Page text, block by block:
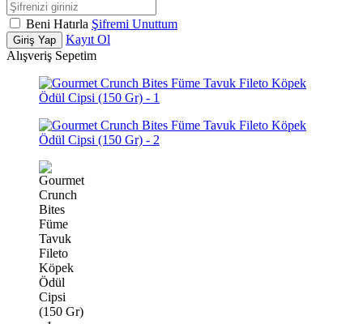
Beni Hatırla Şifremi Unuttum
Giriş Yap
Kayıt Ol
Alışveriş Sepetim